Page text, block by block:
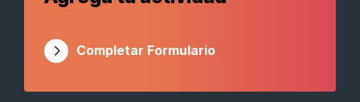
Completar Formulario